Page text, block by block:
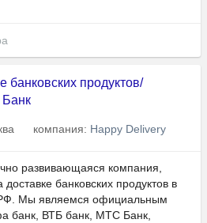
банковских продуктов/
Банк
компания: Happy Delivery
развивающаяся компания,
банковских продуктов в
Мы являемся официальным
банк, ВТБ банк, МТС Банк,